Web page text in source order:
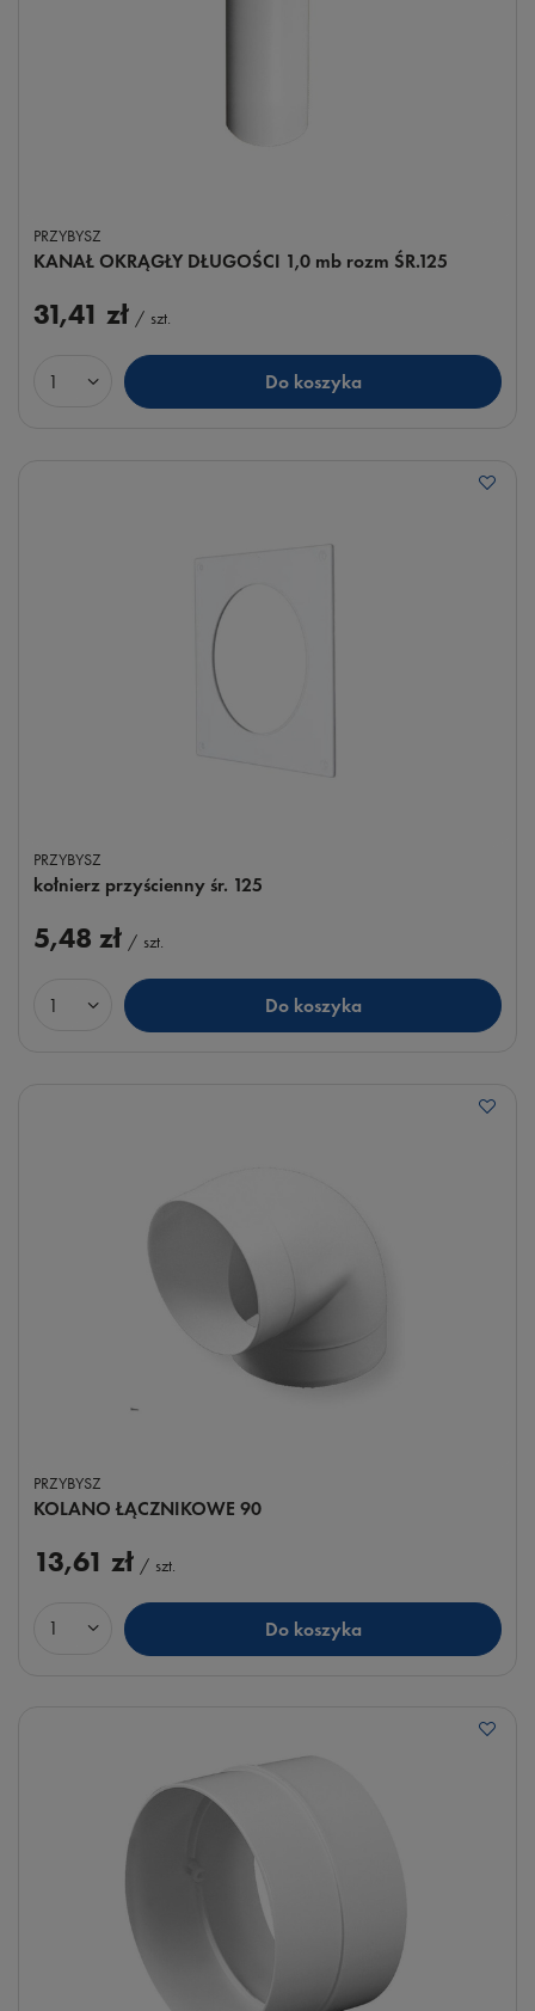
PRZYBYSZ
KANAŁ OKRĄGŁY DŁUGOŚCI 1,0 mb rozm ŚR.125
31,41 zł / szt.
Ilość produktów Do koszyka
PRZYBYSZ
kołnierz przyścienny śr. 125
5,48 zł / szt.
Ilość produktów Do koszyka
PRZYBYSZ
KOLANO ŁĄCZNIKOWE 90
13,61 zł / szt.
Ilość produktów Do koszyka